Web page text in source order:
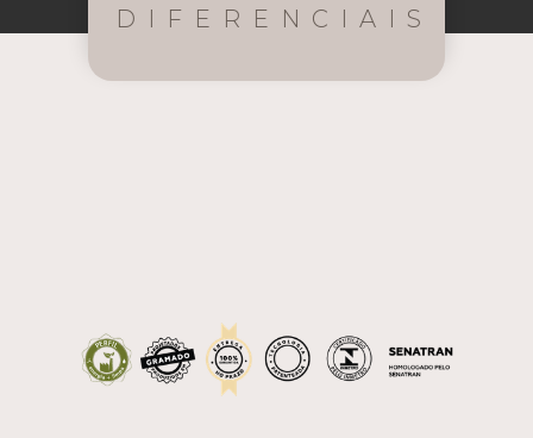
DIFERENCIAIS